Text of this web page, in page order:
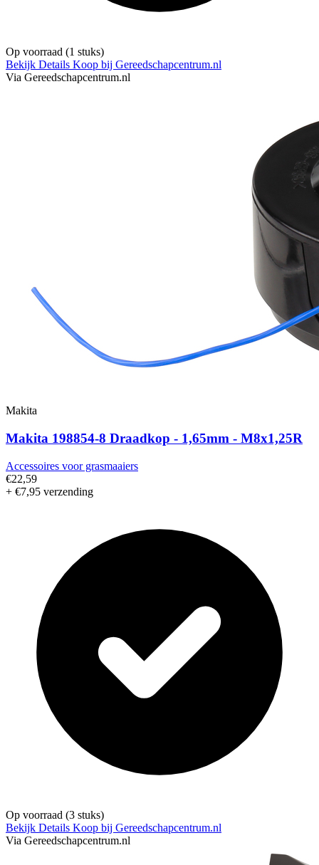
Op voorraad (1 stuks)
Bekijk Details Koop bij Gereedschapcentrum.nl
Via Gereedschapcentrum.nl
Makita
Makita 198854-8 Draadkop - 1,65mm - M8x1,25R
Accessoires voor grasmaaiers
€22,59
+ €7,95 verzending
Op voorraad (3 stuks)
Bekijk Details Koop bij Gereedschapcentrum.nl
Via Gereedschapcentrum.nl